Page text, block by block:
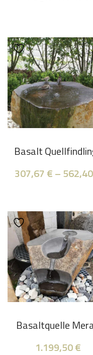
Basalt
307,67 €–562,40
Basaltquelle
1.199,50€